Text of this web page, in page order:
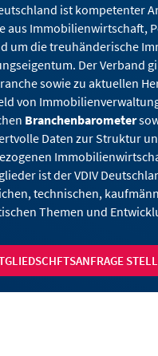
ist kompetenter
aus Immobilienwirtschaft,
um die treuhänderische
Der Verband
sowie zu aktuellen
von
Branchenbarometer
Daten zur Struktur
ist der VDIV
technischen,
Themen und